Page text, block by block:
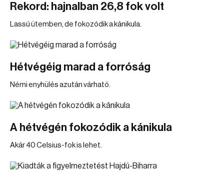
Rekord: hajnalban 26,8 fok volt
Lassú ütemben, de fokozódik a kánikula.
Hétvégéig marad a forróság
Némi enyhülés azután várható.
A hétvégén fokozódik a kánikula
Akár 40 Celsius-fok is lehet.